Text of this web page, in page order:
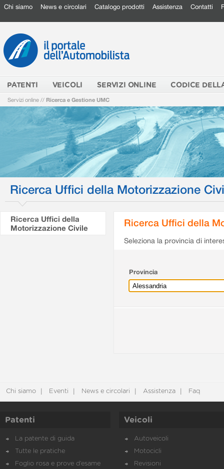
Chi siamo News e circolari Catalogo prodotti Assistenza Contatti
PATENTI VEICOLI SERVIZI ONLINE CODICE
Servizi online // Ricerca e Gestione UMC
Ricerca Uffici della Motorizzazione
Ricerca Uffici della
Motorizzazione Civile
Ricerca Uffici della
Seleziona la provincia di
Provincia
Chi siamo Eventi News e circolari Assistenza Faq
Patenti
La patente di guida
Tutte le pratiche
Foglio rosa e prove d’esame
Veicoli
Autoveicoli
Motocicli
Revisioni